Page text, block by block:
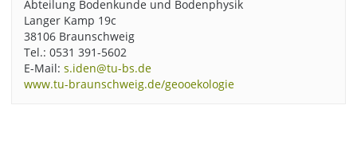
Abteilung Bodenkunde und Bodenphysik
Langer Kamp 19c
38106 Braunschweig
Tel.: 0531 391-5602
E-Mail: s.iden@tu-bs.de
www.tu-braunschweig.de/geooekologie